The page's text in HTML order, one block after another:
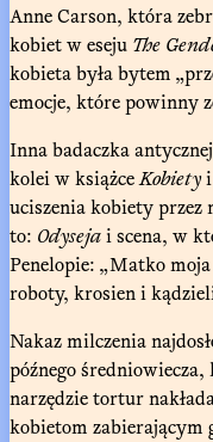
Anne Carson, która
kobiet w eseju The
kobieta była bytem
emocje, które powinny
Inna badaczka
kolei w książceKobietyi
uciszenia kobiety przez
to: Odysejai scena, w
Penelopie: „Matko
roboty, krosien i
Nakaz milczenia
późnego
narzędzie tortur
kobietom zabierającym